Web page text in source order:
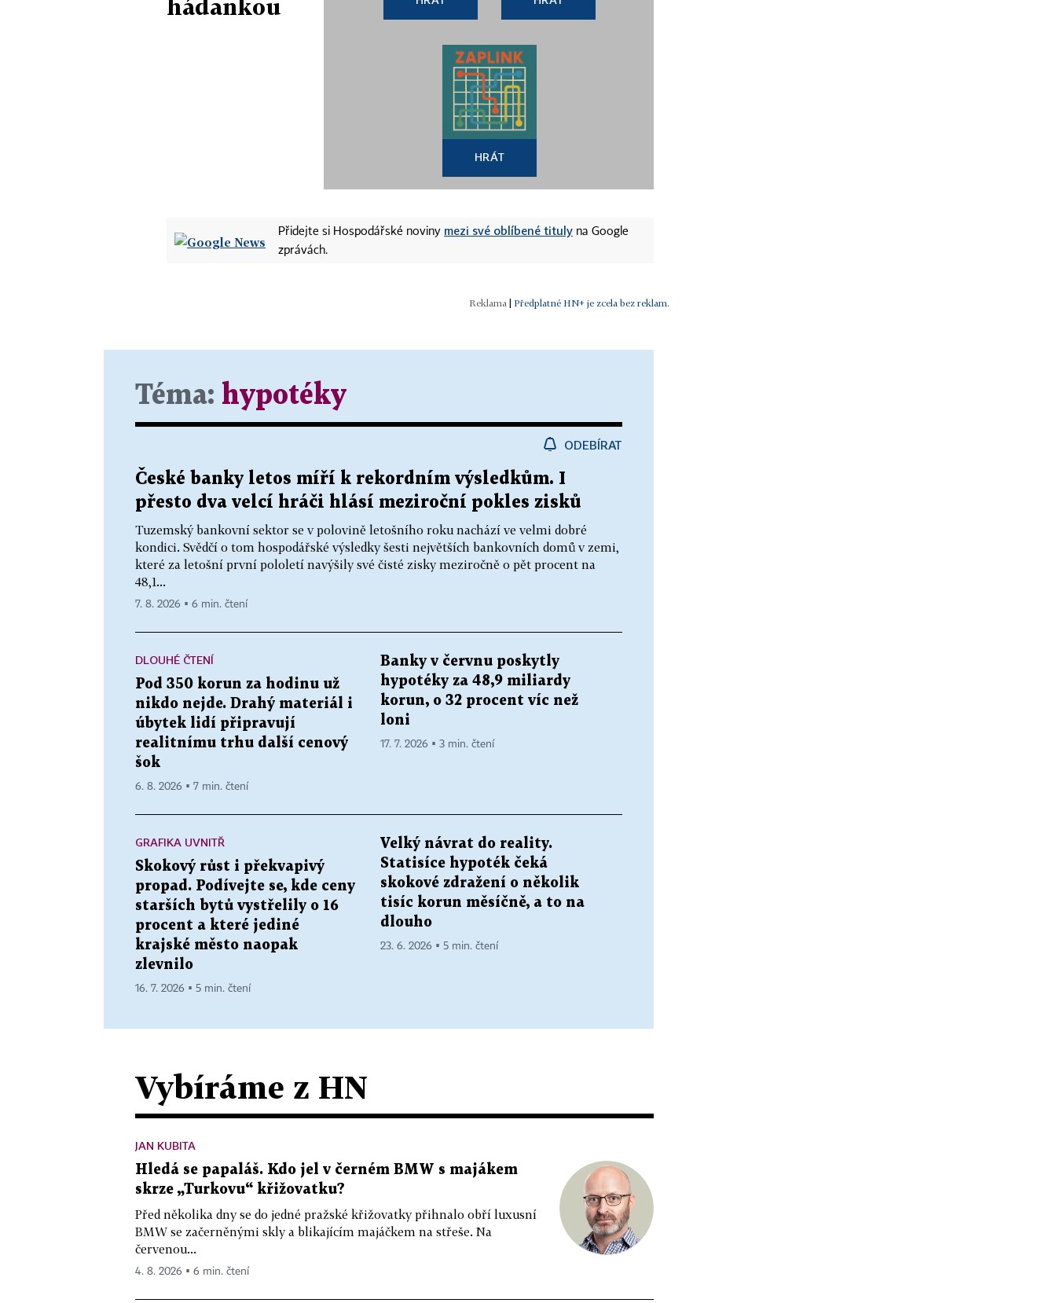
hádankou
HRÁT
Přidejte si Hospodářské noviny mezi své oblíbené tituly na Google
zprávách.
| Předplatné HN+ je zcela bez reklam.
Téma: hypotéky
ODEBÍRAT
České banky letos míří k rekordním výsledkům. I
přesto dva velcí hráči hlásí meziroční pokles zisků
Tuzemský bankovní sektor se v polovině letošního roku nachází ve velmi dobré
kondici. Svědčí o tom hospodářské výsledky šesti největších bankovních domů v zemi,
které za letošní první pololetí navýšily své čisté zisky meziročně o pět procent na
48,1...
7. 8. 2026 ▪ 6 min. čtení
DLOUHÉ ČTENÍ
Pod 350 korun za hodinu už
nikdo nejde. Drahý materiál i
úbytek lidí připravují
realitnímu trhu další cenový
šok
6. 8. 2026 ▪ 7 min. čtení
Banky v červnu poskytly
hypotéky za 48,9 miliardy
korun, o 32 procent víc než
loni
17. 7. 2026 ▪ 3 min. čtení
GRAFIKA UVNITŘ
Skokový růst i překvapivý
propad. Podívejte se, kde ceny
starších bytů vystřelily o 16
procent a které jediné
krajské město naopak
zlevnilo
16. 7. 2026 ▪ 5 min. čtení
Velký návrat do reality.
Statisíce hypoték čeká
skokové zdražení o několik
tisíc korun měsíčně, a to na
dlouho
23. 6. 2026 ▪ 5 min. čtení
Vybíráme z HN
JAN KUBITA
Hledá se papaláš. Kdo jel v černém BMW s majákem
skrze „Turkovu“ křižovatku?
Před několika dny se do jedné pražské křižovatky přihnalo obří luxusní
BMW se začerněnými skly a blikajícím majáčkem na střeše. Na
červenou...
4. 8. 2026 ▪ 6 min. čtení